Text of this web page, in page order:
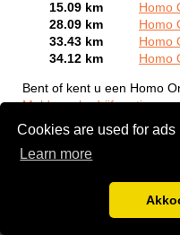
Cookies are used for
Learn more
15.09 km
Homo
28.09 km
Homo
33.43 km
Homo
34.12 km
Homo
Bent of kent u een Homo
Meld een bedrijf gratis aan